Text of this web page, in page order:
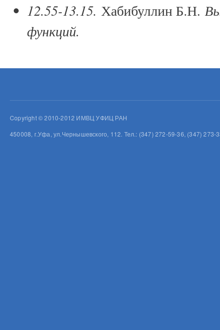
12.55-13.15. Хабибуллин Б.Н.
функций.
Copyright © 2010-2012 ИМВЦ УФИЦ РАН
450008, г.Уфа, ул.Чернышевского, 112. Тел.: (347) 272-59-36, (347)